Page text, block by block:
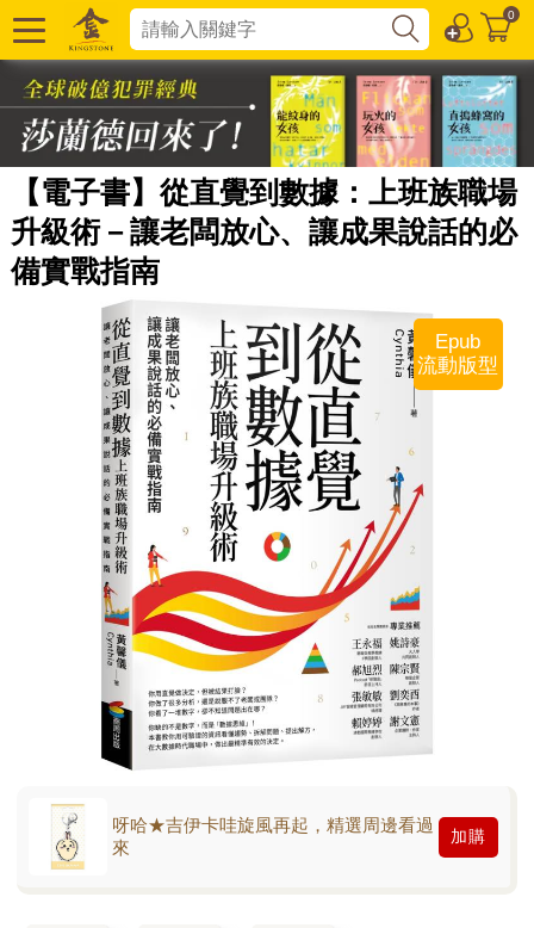
0
【電子書】從直覺到數據：上班族職場
升級術－讓老闆放心、讓成果說話的必
備實戰指南
Epub
流動版型
呀哈★吉伊卡哇旋風再起，精選周邊看過
來
加購